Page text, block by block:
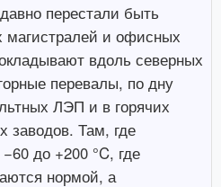
перестали быть
магистралей и офисных
вдоль северных
перевалы, по дну
ЛЭП и в горячих
заводов. Там, где
до +200 °C, где
нормой, а